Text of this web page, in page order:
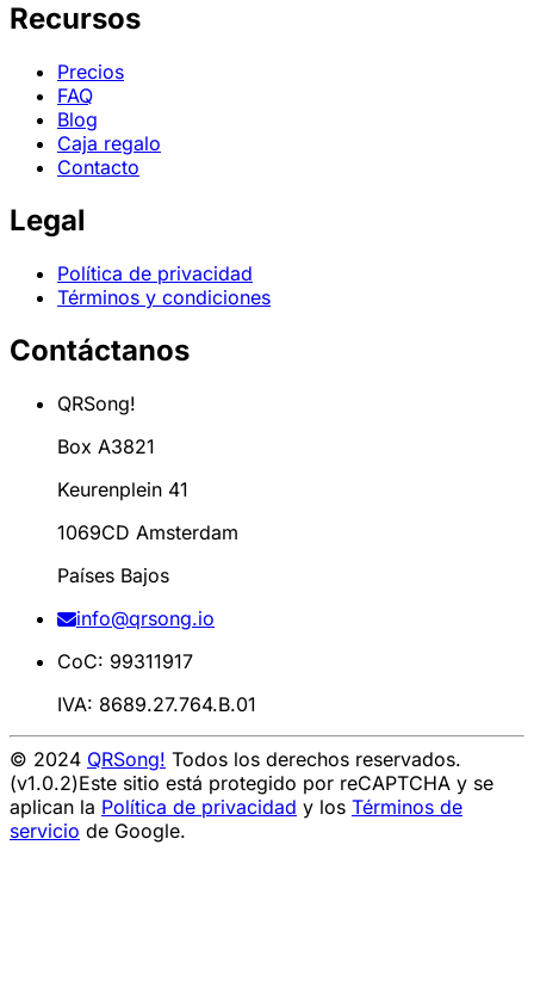
Recursos
Precios
FAQ
Blog
Caja regalo
Contacto
Legal
Política de privacidad
Términos y condiciones
Contáctanos
QRSong!
Box A3821
Keurenplein 41
1069CD Amsterdam
Países Bajos
info@qrsong.io
CoC: 99311917
IVA: 8689.27.764.B.01
© 2024 QRSong! Todos los derechos reservados.
(v1.0.2)Este sitio está protegido por reCAPTCHA y se
aplican la Política de privacidad y los Términos de
servicio de Google.